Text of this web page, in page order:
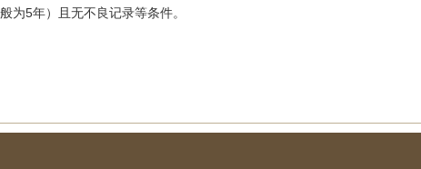
为5年）且无不良记录等条件。